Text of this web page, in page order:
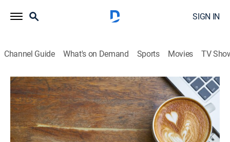
SIGN IN
Channel Guide What's on Demand Sports Movies TV
Sabor de mañana
S2026 E124 | Sabor de mañana
News, Newsmagazine, Community, Entertainment, Variety|
2026